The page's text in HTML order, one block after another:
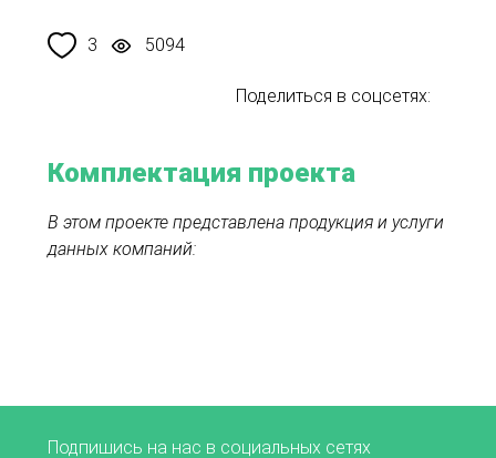
3 5094
Поделиться в соцсетях:
Комплектация проекта
В этом проекте представлена продукция и услуги
данных компаний:
Подпишись на нас в социальных сетях